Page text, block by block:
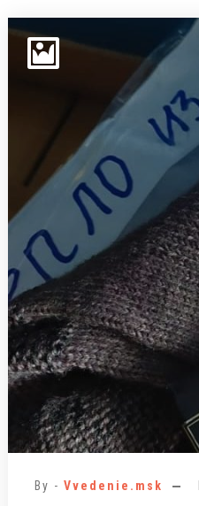
By - Vvedenie.msk